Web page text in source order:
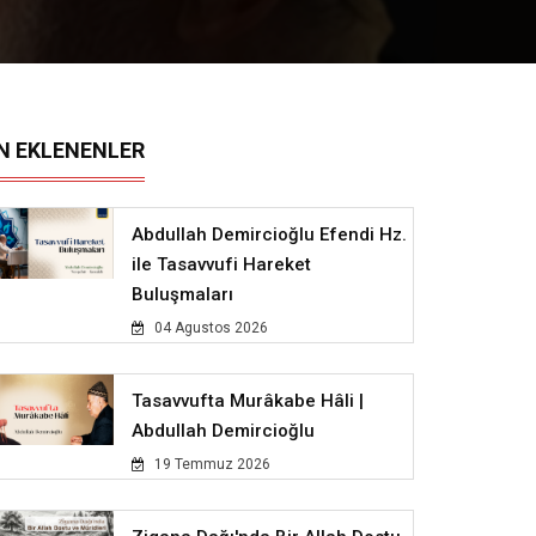
EKLENENLER
Abdullah Demircioğlu Efendi Hz.
ile Tasavvufi Hareket
Buluşmaları
04 Agustos 2026
Tasavvufta Murâkabe Hâli |
Abdullah Demircioğlu
19 Temmuz 2026